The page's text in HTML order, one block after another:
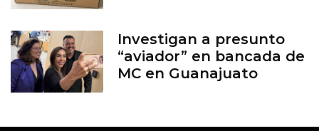
Investigan a presunto
“aviador” en bancada de
MC en Guanajuato